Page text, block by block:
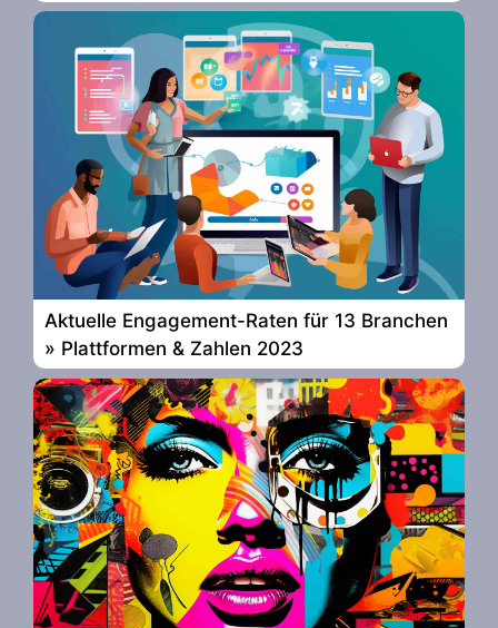
Aktuelle Engagement-Raten für 13 Branchen
» Plattformen & Zahlen 2023